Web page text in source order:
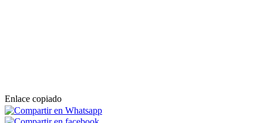
Enlace copiado